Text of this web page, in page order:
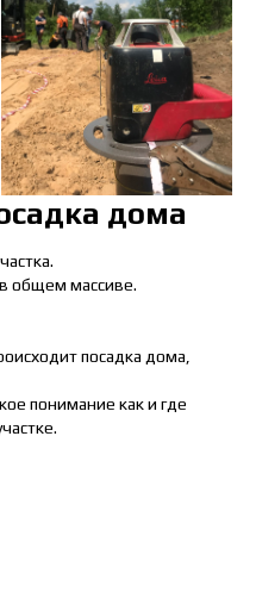
дома
общем массиве.
посадка дома,
понимание как и где